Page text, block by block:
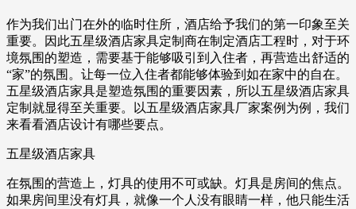
作为我们出门在外的临时住所，酒店给予我们的第一印象至关
重要。因此五星级酒店家具定制商在制定酒店工程时，对于环
境氛围的塑造，需要基于能够吸引到入住者，再营造出舒适的
“家”的氛围。让每一位入住者都能够体验到如在家中的自在。
五星级酒店家具是塑造氛围的重要因素，所以五星级酒店家具
定制就显得至关重要。以五星级酒店家具厂家案例为例，我们
来看看酒店设计有哪些要点。
五星级酒店家具
在氛围的营造上，灯具的使用不可或缺。灯具是房间的焦点。
如果房间里没有灯具，就像一个人没有眼睛一样，他只能生活